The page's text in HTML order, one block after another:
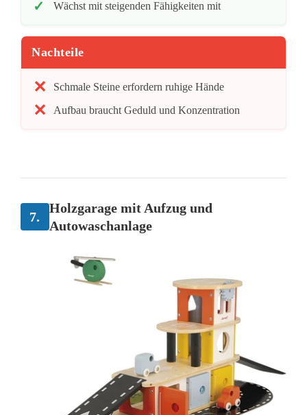
Wächst mit steigenden Fähigkeiten mit
Nachteile
Schmale Steine erfordern ruhige Hände
Aufbau braucht Geduld und Konzentration
7.
Holzgarage mit Aufzug und
Autowaschanlage